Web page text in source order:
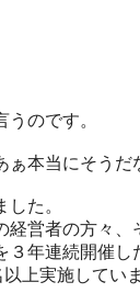
のです。
本当にそうだ
た。
営者の方々、
年連続開催
上実施していま